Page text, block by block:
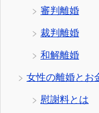
審判離婚
裁判離婚
和解離婚
女性の離婚とお
慰謝料とは